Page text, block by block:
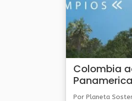
Colombia
PorPlaneta